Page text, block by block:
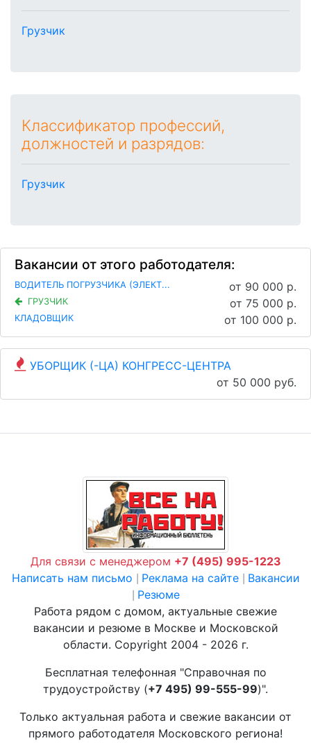
Грузчик
Классификатор профессий,
должностей и разрядов:
Грузчик
Вакансии от этого работодателя:
ВОДИТЕЛЬ ПОГРУЗЧИКА (ЭЛЕКТ... от 90 000 р.
ГРУЗЧИК от 75 000 р.
КЛАДОВЩИК от 100 000 р.
УБОРЩИК (-ЦА) КОНГРЕСС-ЦЕНТРА
от 50 000 руб.
Для связи с менеджером +7 (495) 995-1223
Написать нам письмо
Реклама на сайте Вакансии
Резюме
Работа рядом с домом, актуальные свежие
вакансии и резюме в Москве и Московской
области. Copyright 2004 - 2026 г.
Бесплатная телефонная "Справочная по
трудоустройству (+7 495) 99-555-99)".
Только актуальная работа и свежие вакансии от
прямого работодателя Московского региона!